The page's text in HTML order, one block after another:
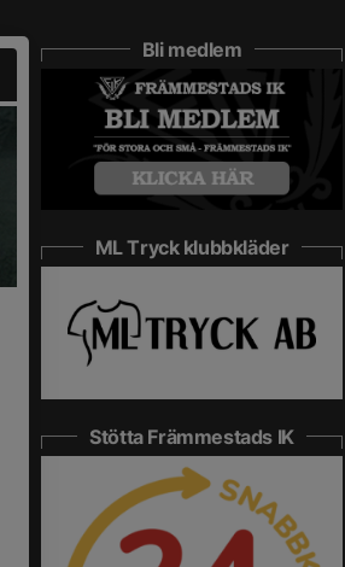
Bli medlem
ML Tryck klubbkläder
Stötta Främmestads IK